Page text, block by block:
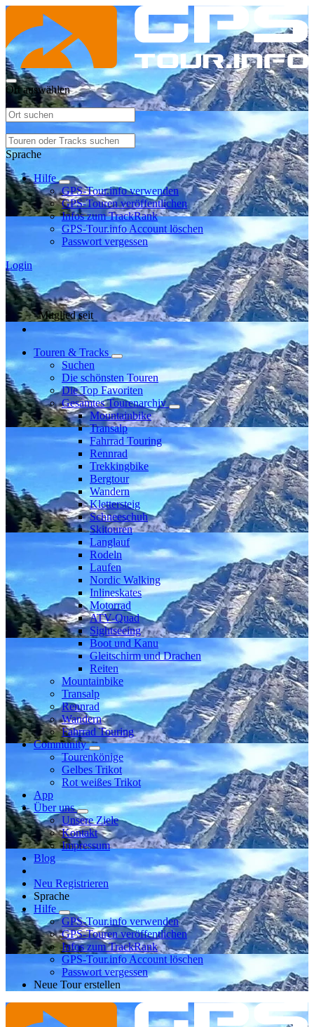
Ort auswählen
Sprache
Hilfe
GPS-Tour.info verwenden
GPS-Touren veröffentlichen
Infos zum TrackRank
GPS-Tour.info Account löschen
Passwort vergessen
Login
Mitglied seit
Touren & Tracks
Suchen
Die schönsten Touren
Die Top Favoriten
Gesamtes Tourenarchiv
Mountainbike
Transalp
Fahrrad Touring
Rennrad
Trekkingbike
Bergtour
Wandern
Klettersteig
Schneeschuh
Skitouren
Langlauf
Rodeln
Laufen
Nordic Walking
Inlineskates
Motorrad
ATV-Quad
Sightseeing
Boot und Kanu
Gleitschirm und Drachen
Reiten
Mountainbike
Transalp
Rennrad
Wandern
Fahrrad Touring
Community
Tourenkönige
Gelbes Trikot
Rot weißes Trikot
App
Über uns
Unsere Ziele
Kontakt
Impressum
Blog
Neu Registrieren
Sprache
Hilfe
GPS-Tour.info verwenden
GPS-Touren veröffentlichen
Infos zum TrackRank
GPS-Tour.info Account löschen
Passwort vergessen
Neue Tour erstellen